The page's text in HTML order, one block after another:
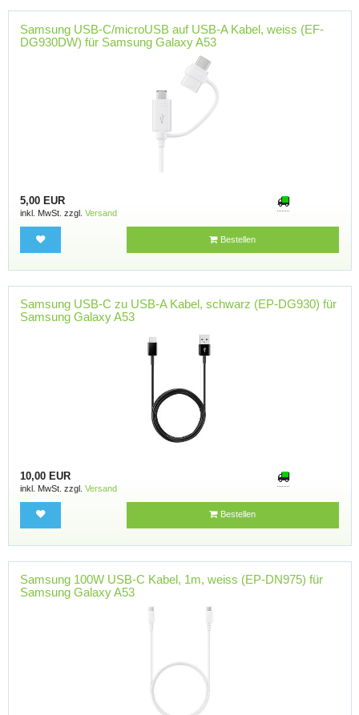
Samsung USB-C/microUSB auf USB-A Kabel, weiss (EF-
DG930DW) für Samsung Galaxy A53
5,00 EUR
inkl. MwSt. zzgl. Versand
Bestellen
Samsung USB-C zu USB-A Kabel, schwarz (EP-DG930) für
Samsung Galaxy A53
10,00 EUR
inkl. MwSt. zzgl. Versand
Bestellen
Samsung 100W USB-C Kabel, 1m, weiss (EP-DN975) für
Samsung Galaxy A53